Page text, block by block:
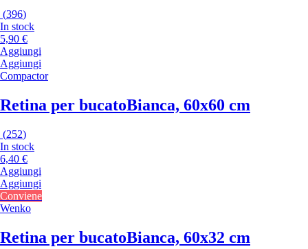
(396)
In stock
5,90 €
Aggiungi
Aggiungi
Compactor
Retina per bucatoBianca, 60x60 cm
(252)
In stock
6,40 €
Aggiungi
Aggiungi
Conviene
Wenko
Retina per bucatoBianca, 60x32 cm